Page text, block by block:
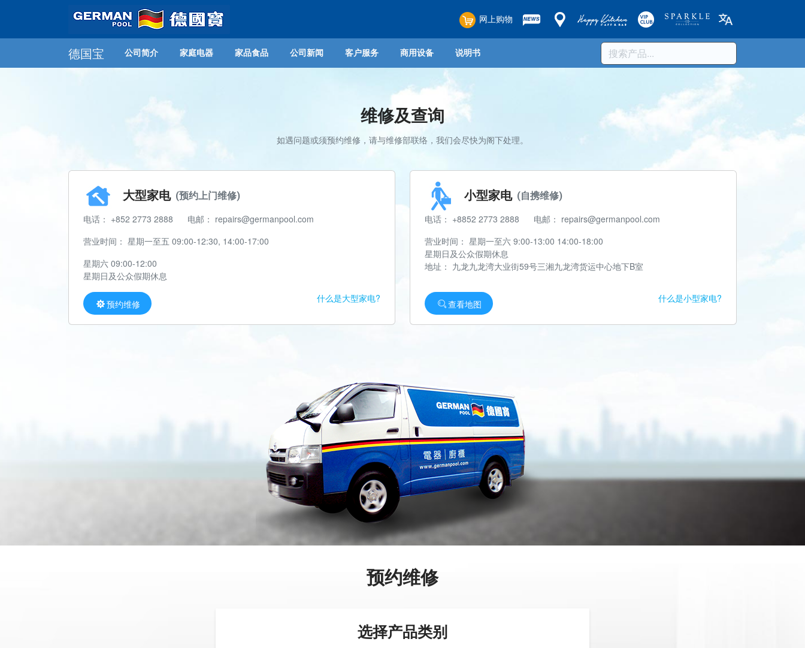
网上购物 最新动向销售店搜寻 繁
简
德国宝 公司简介
人才招聘 媒体报导
家庭电器 家品食品 公司新闻 客户服务
保用登记 常见问题
商用设备
座台商用电磁炉 太阳能发电系统
说明书
维修及查询
如遇问题或须预约维修，请与维修部联络，我们会尽快为阁下处理。
大型家电 (预约上门维修)
电话： +852 2773 2888
电邮： repairs@germanpool.com
营业时间： 星期一至五 09:00-12:30, 14:00-17:00
星期六 09:00-12:00
星期日及公众假期休息
预约维修 什么是大型家电?
小型家电 (自携维修)
电话： +8852 2773 2888
电邮： repairs@germanpool.com
营业时间： 星期一至六 9:00-13:00 14:00-18:00
星期日及公众假期休息
地址： 九龙九龙湾大业街59号三湘九龙湾货运中心地下B室
查看地图 什么是小型家电?
预约维修
选择产品类别